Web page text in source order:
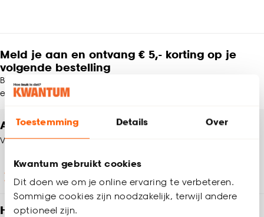
Toestemming Details Over
Kwantum gebruikt cookies
Dit doen we om je online ervaring te verbeteren.
Sommige cookies zijn noodzakelijk, terwijl andere
optioneel zijn.
Meld je aan en ontvang € 5,- korting op je
volgende bestelling
Blijf per e-mail op de hoogte van leuke aanbiedingen, inspiratie
en meer!
Altijd een winkel in de buurt
Vind jouw Kwantum winkel
Winkels en openingstijden
Heb je vragen?